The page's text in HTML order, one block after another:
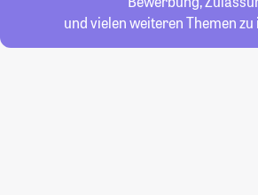
und vielen weiteren Themen